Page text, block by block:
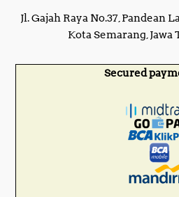
Jl. Gajah Raya No.37, Pandean
Kota Semarang, Jawa
Secured